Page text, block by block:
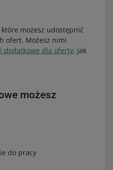
które możesz udostępnić
ofert. Możesz nimi
dodatkowe dla oferty, jak
możesz
do pracy